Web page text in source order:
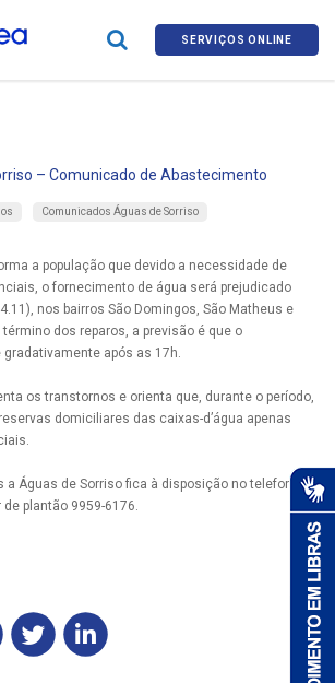
SERVIÇOS ONLINE
– Comunicado de Abastecimento
Comunicados Águas de Sorriso
a população que devido a necessidade de
o fornecimento de água será prejudicado
nos bairros São Domingos, São Matheus e
término dos reparos, a previsão é que o
após as 17h.
os transtornos e orienta que, durante o período,
domiciliares das caixas-d’água apenas
a Águas de Sorriso fica à disposição no telefone
plantão 9959-6176.